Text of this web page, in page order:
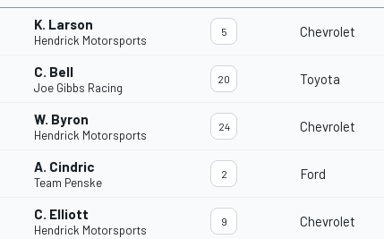
K. Larson
Hendrick Motorsports
5 Chevrolet
C. Bell
Joe Gibbs Racing
20 Toyota
W. Byron
Hendrick Motorsports
24 Chevrolet
A. Cindric
Team Penske
2 Ford
C. Elliott
Hendrick Motorsports
9 Chevrolet